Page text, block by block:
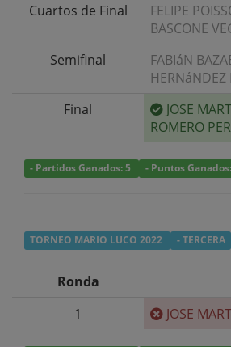
Cuartos de Final FELIPE
BASCONE
Semifinal FABIáN
Final JOSE
ROMERO
- Partidos Ganados: 5 - Puntos
TORNEO MARIO LUCO 2022 - TERCERA
Ronda
1
JOSE